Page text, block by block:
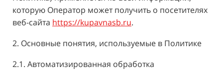
которую Оператор может получить о посетителях
веб-сайта https://kupavnasb.ru.
2. Основные понятия, используемые в Политике
2.1. Автоматизированная обработка